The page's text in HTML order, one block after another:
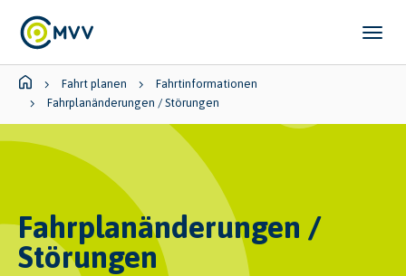
Skip to main content
Skip to page footer
You are here:
Fahrt planen
Fahrtinformationen
Fahrplanänderungen / Störungen
Fahrplanänderungen /
Störungen